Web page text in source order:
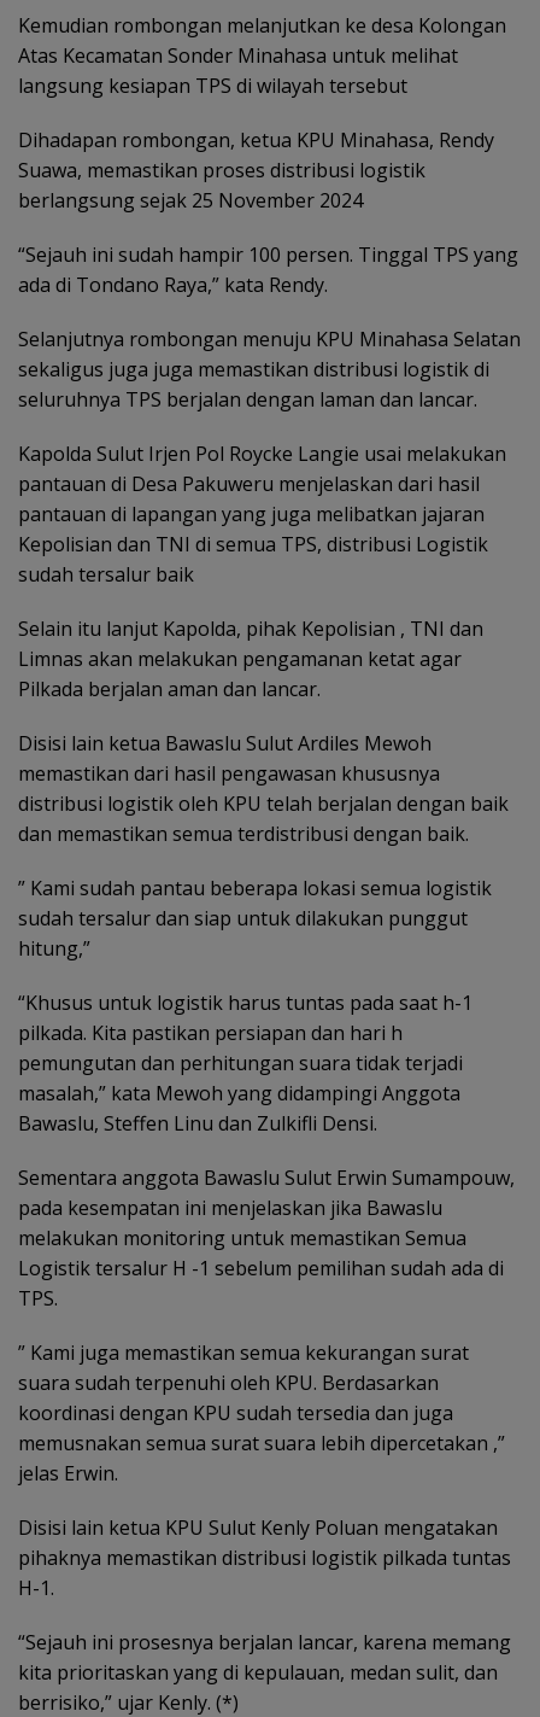
Kemudian rombongan melanjutkan ke desa Kolongan
Atas Kecamatan Sonder Minahasa untuk melihat
langsung kesiapan TPS di wilayah tersebut
Dihadapan rombongan, ketua KPU Minahasa, Rendy
Suawa, memastikan proses distribusi logistik
berlangsung sejak 25 November 2024
“Sejauh ini sudah hampir 100 persen. Tinggal TPS yang
ada di Tondano Raya,” kata Rendy.
Selanjutnya rombongan menuju KPU Minahasa Selatan
sekaligus juga juga memastikan distribusi logistik di
seluruhnya TPS berjalan dengan laman dan lancar.
Kapolda Sulut Irjen Pol Roycke Langie usai melakukan
pantauan di Desa Pakuweru menjelaskan dari hasil
pantauan di lapangan yang juga melibatkan jajaran
Kepolisian dan TNI di semua TPS, distribusi Logistik
sudah tersalur baik
Selain itu lanjut Kapolda, pihak Kepolisian , TNI dan
Limnas akan melakukan pengamanan ketat agar
Pilkada berjalan aman dan lancar.
Disisi lain ketua Bawaslu Sulut Ardiles Mewoh
memastikan dari hasil pengawasan khususnya
distribusi logistik oleh KPU telah berjalan dengan baik
dan memastikan semua terdistribusi dengan baik.
” Kami sudah pantau beberapa lokasi semua logistik
sudah tersalur dan siap untuk dilakukan punggut
hitung,”
“Khusus untuk logistik harus tuntas pada saat h-1
pilkada. Kita pastikan persiapan dan hari h
pemungutan dan perhitungan suara tidak terjadi
masalah,” kata Mewoh yang didampingi Anggota
Bawaslu, Steffen Linu dan Zulkifli Densi.
Sementara anggota Bawaslu Sulut Erwin Sumampouw,
pada kesempatan ini menjelaskan jika Bawaslu
melakukan monitoring untuk memastikan Semua
Logistik tersalur H -1 sebelum pemilihan sudah ada di
TPS.
” Kami juga memastikan semua kekurangan surat
suara sudah terpenuhi oleh KPU. Berdasarkan
koordinasi dengan KPU sudah tersedia dan juga
memusnakan semua surat suara lebih dipercetakan ,”
jelas Erwin.
Disisi lain ketua KPU Sulut Kenly Poluan mengatakan
pihaknya memastikan distribusi logistik pilkada tuntas
H-1.
“Sejauh ini prosesnya berjalan lancar, karena memang
kita prioritaskan yang di kepulauan, medan sulit, dan
berrisiko,” ujar Kenly. (*)